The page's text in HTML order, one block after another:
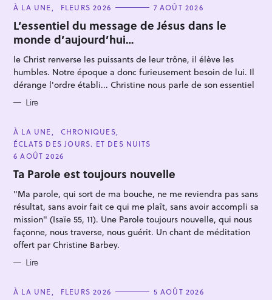
C
T
E
G
O
R
I
E
S
À LA UNE FLEURS 2026 7 AOÛT 2026
L’essentiel du message de Jésus dans le
monde d’aujourd’hui…
le Christ renverse les puissants de leur trône, il élève les
humbles. Notre époque a donc furieusement besoin de lui. Il
dérange l'ordre établi... Christine nous parle de son essentiel
Lire
C
A
T
E
G
O
R
E
À LA UNE
CHRONIQUES
ÉCLATS DES JOURS. ET DES NUITS
6 AOÛT 2026
Ta Parole est toujours nouvelle
"Ma parole, qui sort de ma bouche, ne me reviendra pas sans
résultat, sans avoir fait ce qui me plaît, sans avoir accompli sa
mission" (Isaïe 55, 11). Une Parole toujours nouvelle, qui nous
façonne, nous traverse, nous guérit. Un chant de méditation
offert par Christine Barbey.
Lire
C
À LA UNE FLEURS 2026 5 AOÛT 2026